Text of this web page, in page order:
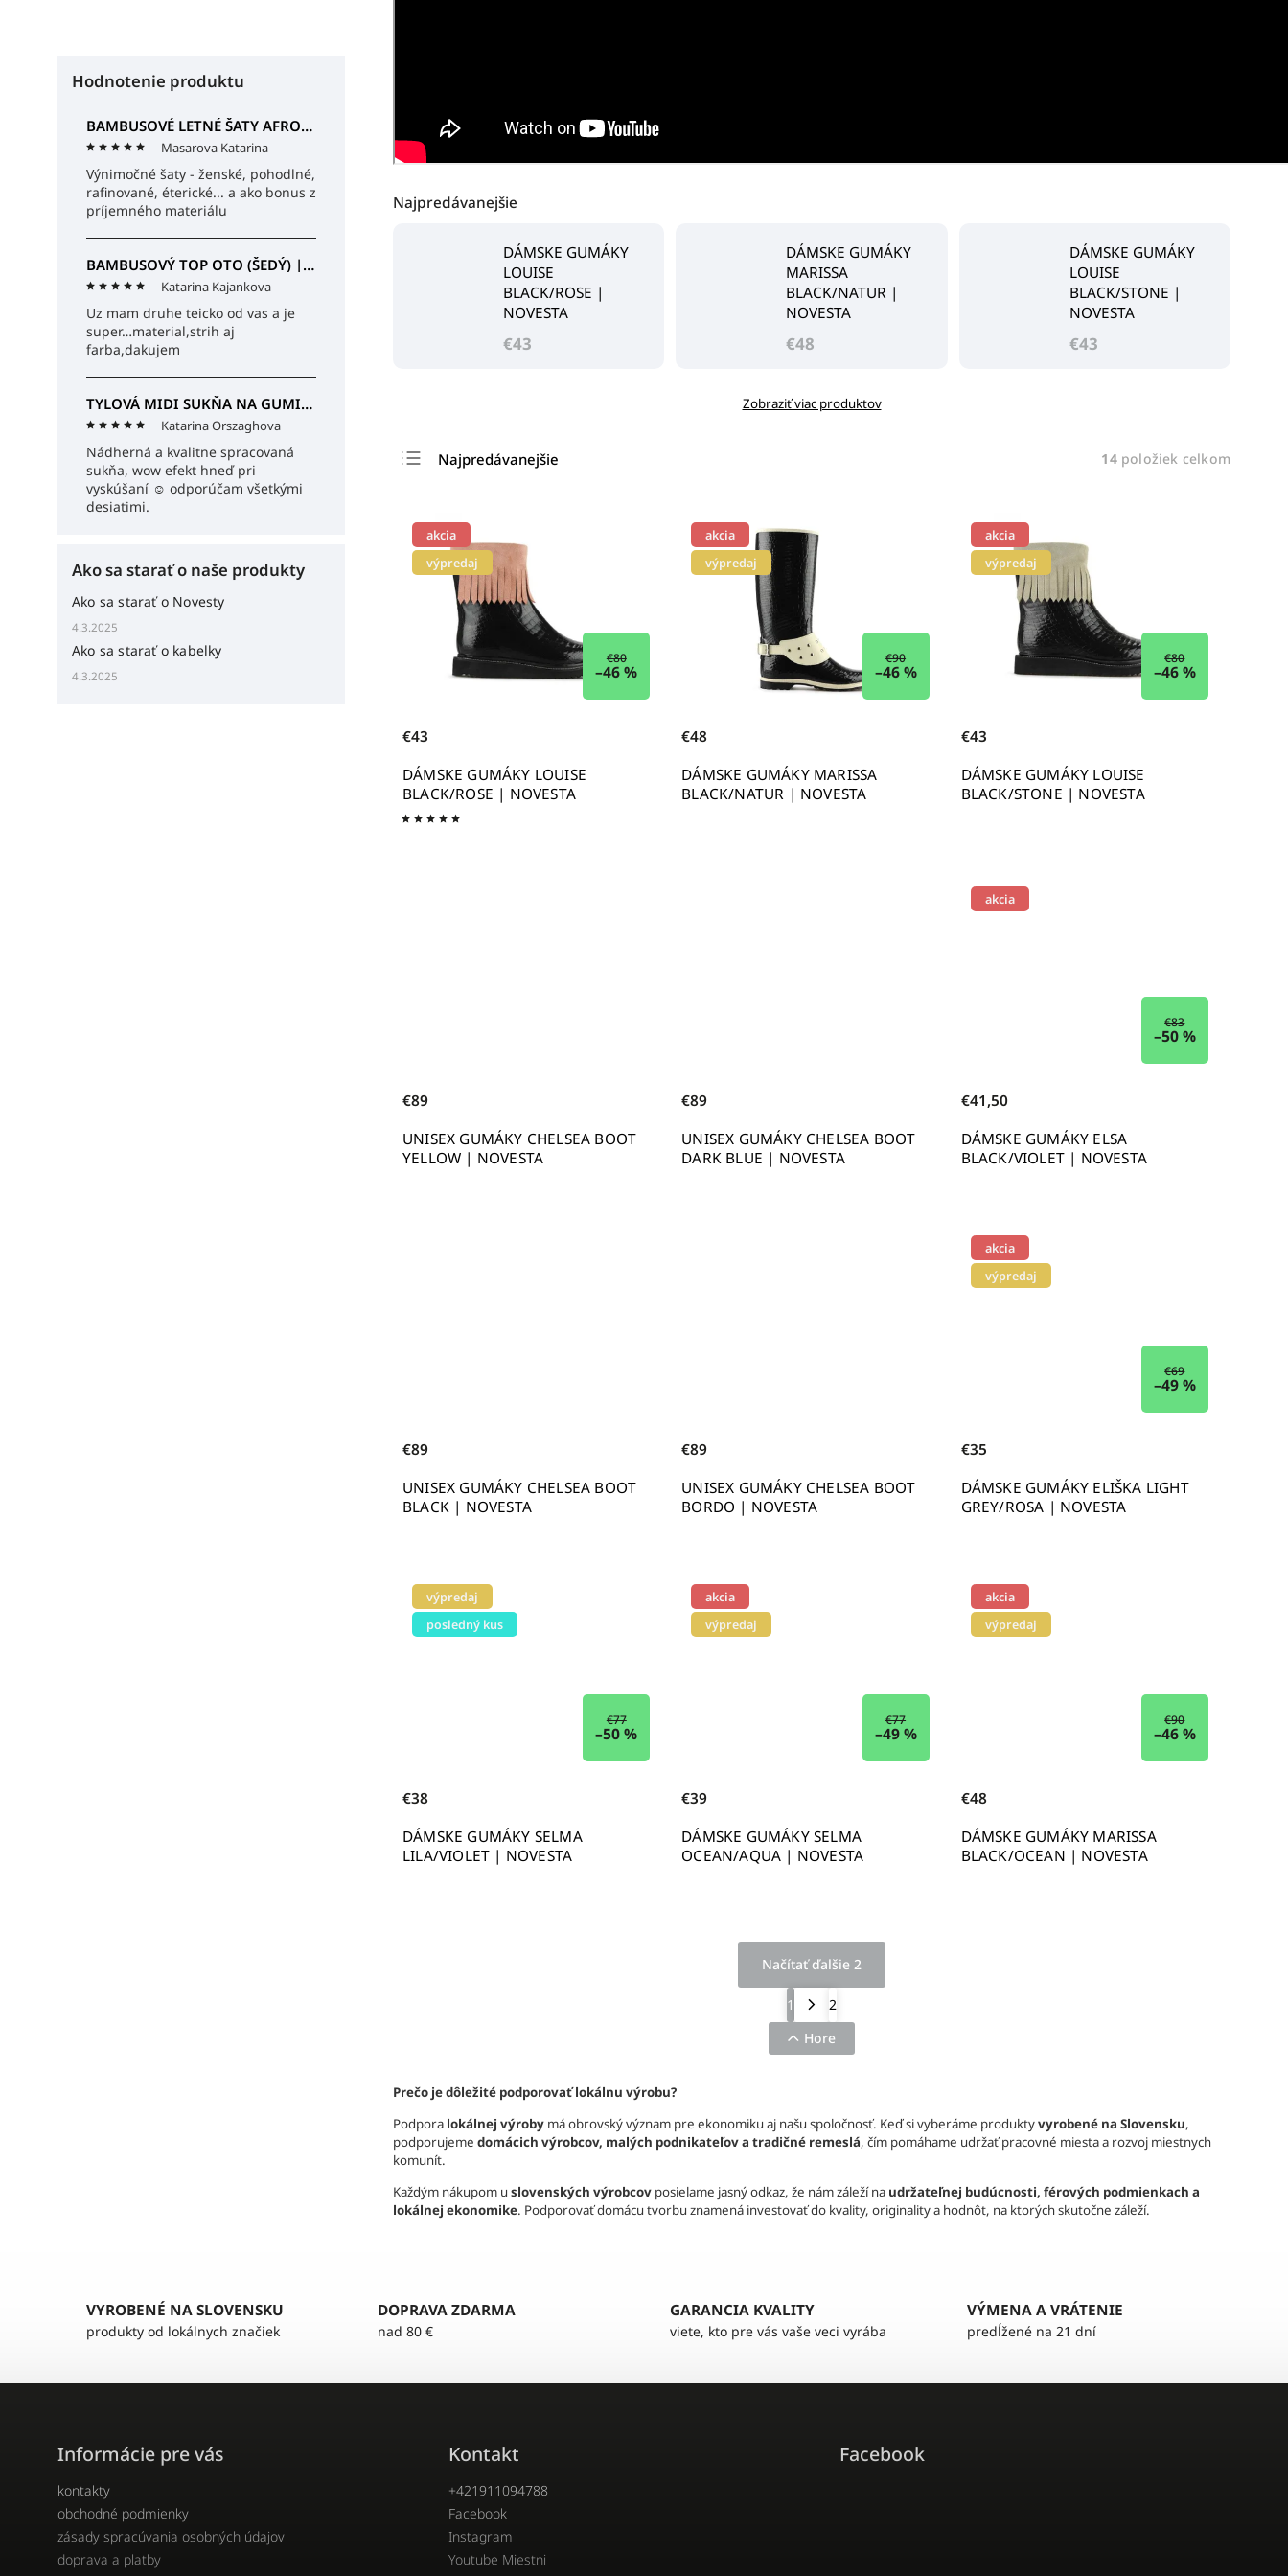
Hodnotenie produktu
BAMBUSOVÉ LETNÉ ŠATY AFRODITA (ČIERNE) | MIESTNI
Masarova Katarina
Výnimočné šaty - ženské, pohodlné,
rafinované, éterické... a ako bonus z
príjemného materiálu
BAMBUSOVÝ TOP OTO (ŠEDÝ) | MIESTNI
Katarina Kajankova
Uz mam druhe teicko od vas a je
super…material,strih aj
farba,dakujem
TYLOVÁ MIDI SUKŇA NA GUMIČKU SABINA (ČIERNA) | MIESTNI
Katarina Orszaghova
Nádherná a kvalitne spracovaná
sukňa, wow efekt hneď pri
vyskúšaní ☺️ odporúčam všetkými
desiatimi.
Ako sa starať o naše produkty
Ako sa starať o Novesty
4.3.2025
Ako sa starať o kabelky
4.3.2025
Najpredávanejšie
DÁMSKE GUMÁKY
LOUISE
BLACK/ROSE |
NOVESTA
€43
DÁMSKE GUMÁKY
MARISSA
BLACK/NATUR |
NOVESTA
€48
DÁMSKE GUMÁKY
LOUISE
BLACK/STONE |
NOVESTA
€43
Zobraziť viac produktov
Najlacnejšie
Najdrahšie
Najpredávanejšie
Abecedne
14položiek celkom
akcia
výpredaj
€80
–46 %
DÁMSKE GUMÁKY LOUISE
BLACK/ROSE | NOVESTA
€43
akcia
výpredaj
€90
–46 %
DÁMSKE GUMÁKY MARISSA
BLACK/NATUR | NOVESTA
€48
akcia
výpredaj
€80
–46 %
DÁMSKE GUMÁKY LOUISE
BLACK/STONE | NOVESTA
€43
UNISEX GUMÁKY CHELSEA BOOT
YELLOW | NOVESTA
€89
UNISEX GUMÁKY CHELSEA BOOT
DARK BLUE | NOVESTA
€89
akcia
€83
–50 %
DÁMSKE GUMÁKY ELSA
BLACK/VIOLET | NOVESTA
€41,50
UNISEX GUMÁKY CHELSEA BOOT
BLACK | NOVESTA
€89
UNISEX GUMÁKY CHELSEA BOOT
BORDO | NOVESTA
€89
akcia
výpredaj
€69
–49 %
DÁMSKE GUMÁKY ELIŠKA LIGHT
GREY/ROSA | NOVESTA
€35
výpredaj
posledný kus
€77
–50 %
DÁMSKE GUMÁKY SELMA
LILA/VIOLET | NOVESTA
€38
akcia
výpredaj
€77
–49 %
DÁMSKE GUMÁKY SELMA
OCEAN/AQUA | NOVESTA
€39
akcia
výpredaj
€90
–46 %
DÁMSKE GUMÁKY MARISSA
BLACK/OCEAN | NOVESTA
€48
Načítať ďalšie 2
1
2
Hore
Prečo je dôležité podporovať lokálnu výrobu?
Podpora lokálnej výroby má obrovský význam pre ekonomiku aj našu spoločnosť. Keď si vyberáme produktyvyrobené na Slovensku,
podporujeme domácich výrobcov, malých podnikateľov a tradičné remeslá, čím pomáhame udržať pracovné miesta a rozvoj miestnych
komunít.
Každým nákupom u slovenských výrobcov posielame jasný odkaz, že nám záleží na udržateľnej budúcnosti, férových podmienkach a
lokálnej ekonomike. Podporovať domácu tvorbu znamená investovať do kvality, originality a hodnôt, na ktorých skutočne záleží.
VYROBENÉ NA SLOVENSKU
produkty od lokálnych značiek
DOPRAVA ZDARMA
nad 80 €
GARANCIA KVALITY
viete, kto pre vás vaše veci vyrába
VÝMENA A VRÁTENIE
predĺžené na 21 dní
Informácie pre vás
kontakty
obchodné podmienky
zásady spracúvania osobných údajov
doprava a platby
Kontakt
+421911094788
Facebook
Instagram
Youtube Miestni
Facebook